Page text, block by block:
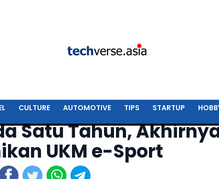
CULTURE AUTOMOTIVE TIPS STARTUP
Satu Tahun,
UKM e-Sport